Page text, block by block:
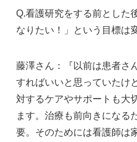
Q.看護研究をする前とした
なりたい！」という目標は
藤澤さん：『以前は患者さ
すればいいと思っていたけ
対するケアやサポートも大
ます。治療も前向きになる
要。そのためには看護師は